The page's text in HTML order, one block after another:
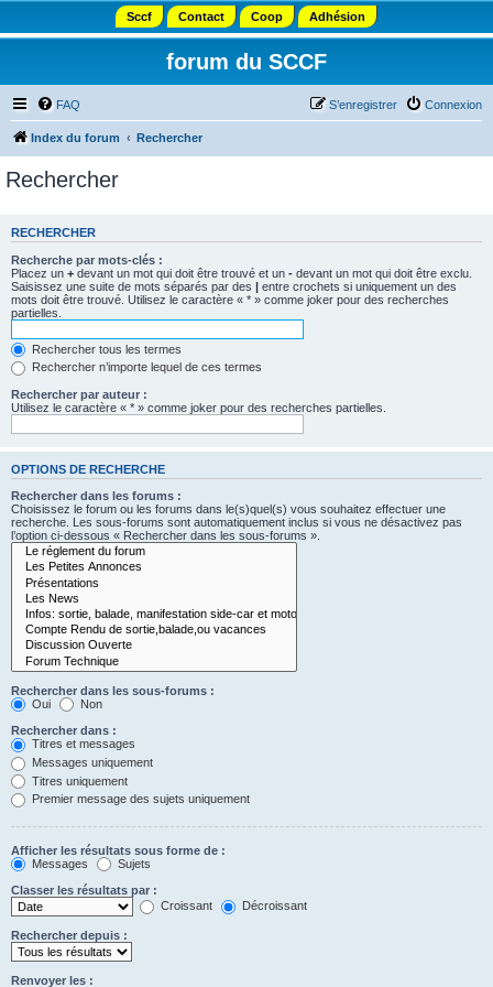
Sccf Contact Coop Adhésion
forum du SCCF
FAQ Connexion
S’enregistrer
Index du forum Rechercher
Rechercher
RECHERCHER
Recherche par mots-clés :
Placez un + devant un mot qui doit être trouvé et un - devant un mot qui doit être exclu.
Saisissez une suite de mots séparés par des | entre crochets si uniquement un des
mots doit être trouvé. Utilisez le caractère « * » comme joker pour des recherches
partielles.
Rechercher tous les termes
Rechercher n’importe lequel de ces termes
Rechercher par auteur :
Utilisez le caractère « * » comme joker pour des recherches partielles.
OPTIONS DE RECHERCHE
Rechercher dans les forums :
Choisissez le forum ou les forums dans le(s)quel(s) vous souhaitez effectuer une
recherche. Les sous-forums sont automatiquement inclus si vous ne désactivez pas
l’option ci-dessous « Rechercher dans les sous-forums ».
Rechercher dans les sous-forums :
Oui
Non
Rechercher dans :
Titres et messages
Messages uniquement
Titres uniquement
Premier message des sujets uniquement
Afficher les résultats sous forme de :
Messages
Sujets
Classer les résultats par :
Croissant
Décroissant
Rechercher depuis :
Renvoyer les :